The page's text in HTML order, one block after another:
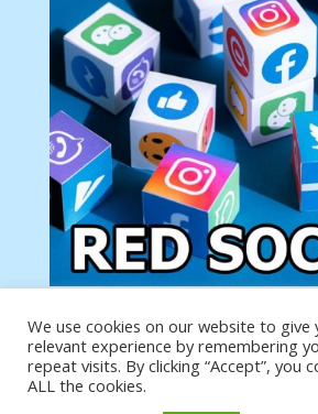
Tu anuncio va aquí
Podemos poner tu anuncio aquí con
producto o página
We use cookies on our website to
relevant experience by remembering
repeat visits. By clicking “Accept”, you
ALL the cookies.